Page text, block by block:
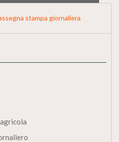
stampa giornaliera